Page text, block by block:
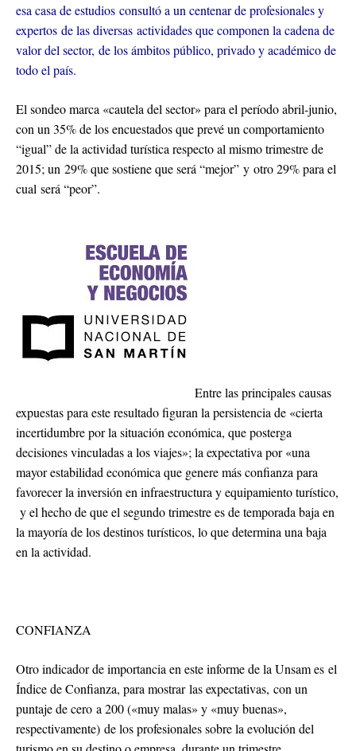
esa casa de estudios consultó a un centenar de profesionales y
expertos de las diversas actividades que componen la cadena de
valor del sector, de los ámbitos público, privado y académico de
todo el país.
El sondeo marca «cautela del sector» para el período abril-junio,
con un 35% de los encuestados que prevé un comportamiento
“igual” de la actividad turística respecto al mismo trimestre de
2015; un 29% que sostiene que será “mejor” y otro 29% para el
cual será “peor”.
Entre las principales causas
expuestas para este resultado figuran la persistencia de «cierta
incertidumbre por la situación económica, que posterga
decisiones vinculadas a los viajes»; la expectativa por «una
mayor estabilidad económica que genere más confianza para
favorecer la inversión en infraestructura y equipamiento turístico,
y el hecho de que el segundo trimestre es de temporada baja en
la mayoría de los destinos turísticos, lo que determina una baja
en la actividad.
CONFIANZA
Otro indicador de importancia en este informe de la Unsam es el
Índice de Confianza, para mostrar las expectativas, con un
puntaje de cero a 200 («muy malas» y «muy buenas»,
respectivamente) de los profesionales sobre la evolución del